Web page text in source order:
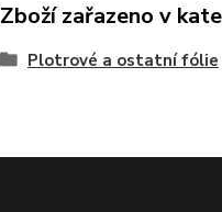
Zboží zařazeno v
Plotrové a ostatní fólie